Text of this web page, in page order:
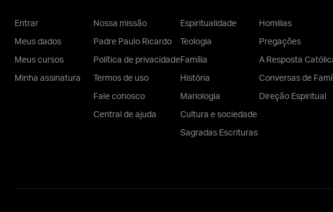
Entrar
Meus dados
Meus cursos
Minha assinatura
Nossa missão
Padre Paulo Ricardo
Política de privacidade
Termos de uso
Fale conosco
Central de ajuda
Espiritualidade
Teologia
Família
História
Mariologia
Cultura e sociedade
Sagradas Escrituras
Homilias
Pregações
A Resposta
Conversas de
Direção Espiritual